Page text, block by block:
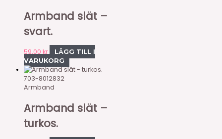
Armband slät –
svart.
59,00 kr
LÄGG TILL I
VARUKORG
703-8012832
Armband
Armband slät –
turkos.